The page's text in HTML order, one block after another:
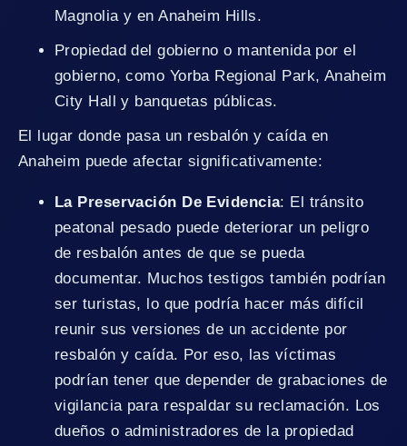
Magnolia y en Anaheim Hills.
Propiedad del gobierno o mantenida por el
gobierno, como Yorba Regional Park, Anaheim
City Hall y banquetas públicas.
El lugar donde pasa un resbalón y caída en
Anaheim puede afectar significativamente:
La Preservación De Evidencia: El tránsito
peatonal pesado puede deteriorar un peligro
de resbalón antes de que se pueda
documentar. Muchos testigos también podrían
ser turistas, lo que podría hacer más difícil
reunir sus versiones de un accidente por
resbalón y caída. Por eso, las víctimas
podrían tener que depender de grabaciones de
vigilancia para respaldar su reclamación. Los
dueños o administradores de la propiedad